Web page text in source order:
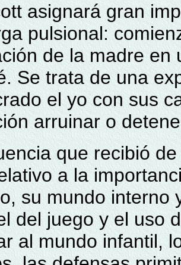
asignará gran
pulsional:
de la madre en
Se trata de una
el yo con sus
arruinar o
que recibió
a la
su mundo interno
del juego y el uso
al mundo infantil,